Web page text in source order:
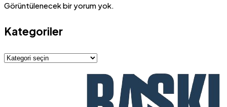
Görüntülenecek bir yorum yok.
Kategoriler
Kategoriler